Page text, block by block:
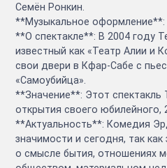
Семён Ронкин.
**Музыкальное оформление**:
**О спектакле**: В 2004 году
известный как «Театр Алии и
свои двери в Кфар-Сабе с
«Самоубийца».
**Значение**: Этот спектакль
открытия своего юбилейного,
**Актуальность**: Комедия
значимости и сегодня, так
о смысле бытия, отношениях